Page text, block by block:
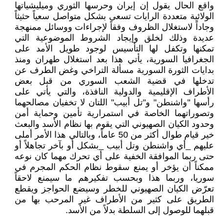
واقع الحال يقول إن إيران وحرسها الثوري وميليشياتها
الولائية متعددة الرايات تسعى بشكل متواصل سعياً حثيثاً
وجاداً لاستغلال الظروف وفقاً لإجراءات ووسائل ممنهجة
عديدة وذلك لخلق وإيجاد الشروط الموضوعية التي
تمكنها وتكفل لها التأسيس لوجود طويل الأمد على
الجغرافيا السورية، يأتي هذا بعد استغلال طهران ومنذ
بدايات الثورة السورية مسألة التراخي وغض الطرف عن
تدخلها في قضية الشعب السوري من قبل بعض
الأطراف الإقليمية والدولية النافذة، والتي يأتي على
رأسها "واشنطن" و"تل أبيب" اللتان لا تخفيان مصالحهما
وتصوراتهما الخاصة في استمرارية تأمين وحماية أمن
وحدود الكيان الصهيوني التي يقوم بها نظام الأسد والبعث
خير قيام طوال أكثر من 50 عاماً، وبالتالي هذا الأمر أملى
عليهم _أي واشنطن وتل أبيب _بشكل أو بآخر تجاهلاً أو
حتى ربما الموافقة الخفية على أي تحرك مهما كان نوعه
ممكناً أن يؤخر أو يمنع سقوط نظام الحكم المجرم في
سوريا، وربما هذا وبحسب تفكيرهم ما سيمنع لاحقاً
تعرّض الكيان الصهيوني للخطر وسيضع الحواجز ويقطع
الطريق على كثير من الأطراف غير المرحب بها من
قبلهما للوصول إلى السلطة بدلاً من الأسد.